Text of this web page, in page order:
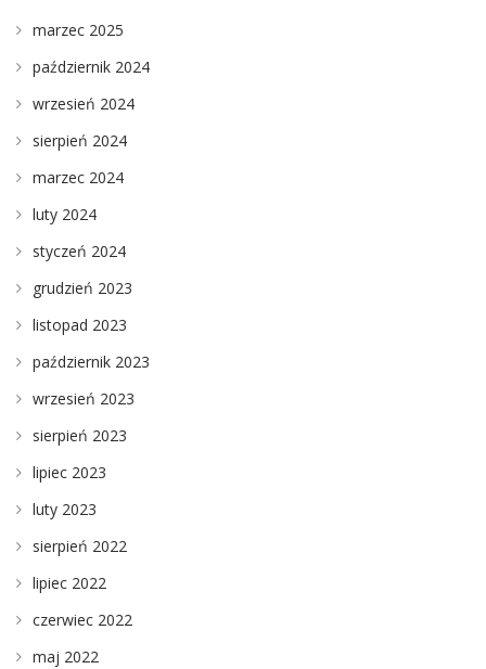
marzec 2025
październik 2024
wrzesień 2024
sierpień 2024
marzec 2024
luty 2024
styczeń 2024
grudzień 2023
listopad 2023
październik 2023
wrzesień 2023
sierpień 2023
lipiec 2023
luty 2023
sierpień 2022
lipiec 2022
czerwiec 2022
maj 2022